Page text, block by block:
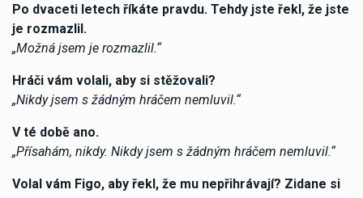
Po dvaceti letech říkáte pravdu. Tehdy jste řekl, že jste
je rozmazlil.
„Možná jsem je rozmazlil.“
Hráči vám volali, aby si stěžovali?
„Nikdy jsem s žádným hráčem nemluvil.“
V té době ano.
„Přísahám, nikdy. Nikdy jsem s žádným hráčem nemluvil.“
Volal vám Figo, aby řekl, že mu nepřihrávají? Zidane si